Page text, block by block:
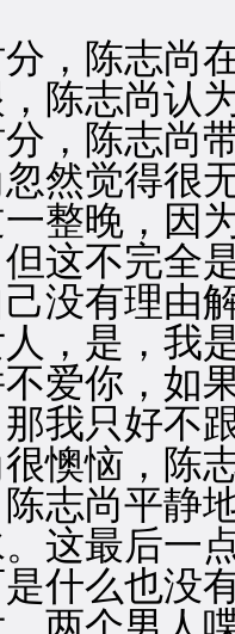
陈志尚在
陈志尚认
，陈志尚
觉得很无
整晚，因
这不完全
没有理由
，是，我
爱你，如
我只好不
恼，陈志
志尚平静
这最后一
什么也没